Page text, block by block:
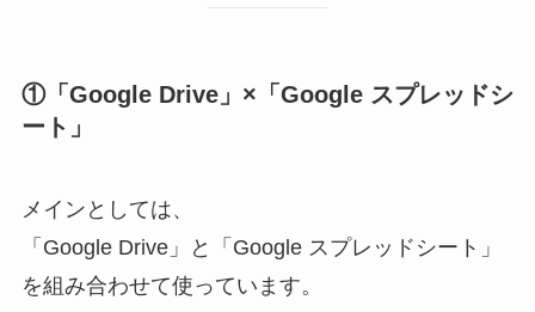
①「Google Drive」×「Google スプレッドシ
ート」
メインとしては、
「Google Drive」と「Google スプレッドシート」
を組み合わせて使っています。